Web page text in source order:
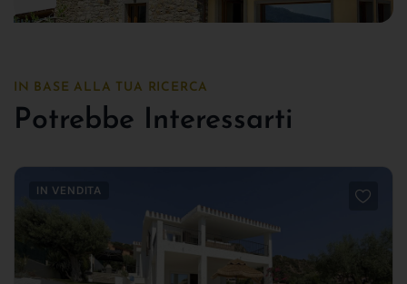
IN BASE ALLA TUA RICERCA
Potrebbe Interessarti
IN VENDITA